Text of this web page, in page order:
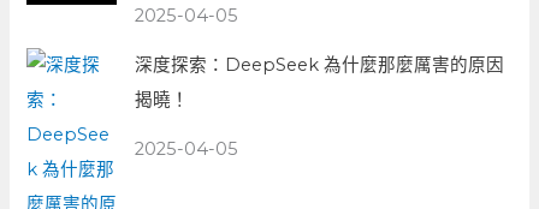
2025-04-05
深度探索：DeepSeek 為什麼那麼厲害的原因
揭曉！
2025-04-05